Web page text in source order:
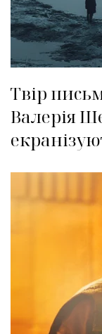
Твір
Валерія